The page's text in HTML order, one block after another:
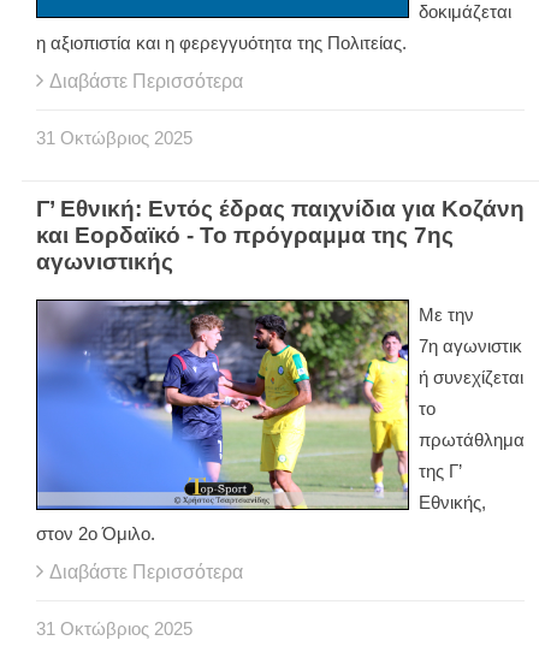
δοκιμάζεται
η αξιοπιστία και η φερεγγυότητα της Πολιτείας.
Διαβάστε Περισσότερα
31 Οκτώβριος 2025
Γ’ Εθνική: Εντός έδρας παιχνίδια για Κοζάνη
και Εορδαϊκό - Το πρόγραμμα της 7ης
αγωνιστικής
Με την
7η αγωνιστικ
ή συνεχίζεται
το
πρωτάθλημα
της Γ’
Εθνικής,
στον 2ο Όμιλο.
Διαβάστε Περισσότερα
31 Οκτώβριος 2025